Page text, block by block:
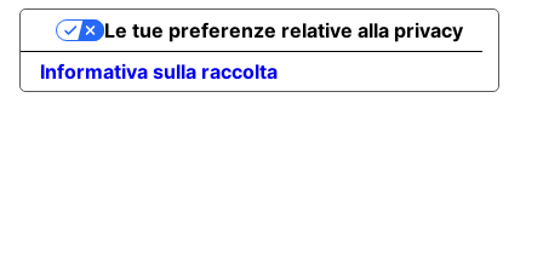
Informativa sulla raccolta
Le tue preferenze relative alla privacy